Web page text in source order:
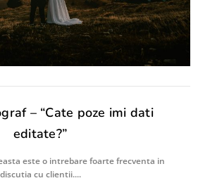
– “Cate poze imi dati
editate?”
este o intrebare foarte frecventa in
discutia cu clientii....